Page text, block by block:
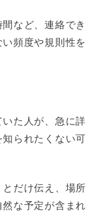
など、連絡でき
頻度や規則性を
た人が、急に詳
られたくない可
とだけ伝え、場所
な予定が含まれ